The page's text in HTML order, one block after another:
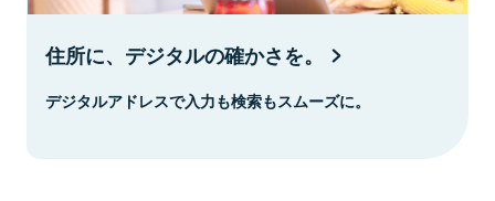
住所に、デジタルの確かさを。
デジタルアドレスで入力も検索もスムーズに。